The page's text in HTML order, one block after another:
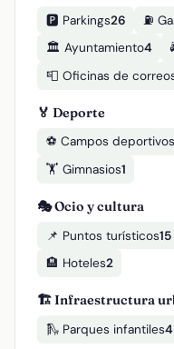
🅿️ Parkings26 ⛽
🏛️ Ayuntamiento4
📮 Oficinas de
🏅 Deporte
⚽ Campos deportivos
🏋️ Gimnasios1
🎭 Ocio y cultura
📌 Puntos turísticos15
🏨 Hoteles2
🏗️ Infraestructura
🛝 Parques infantiles4